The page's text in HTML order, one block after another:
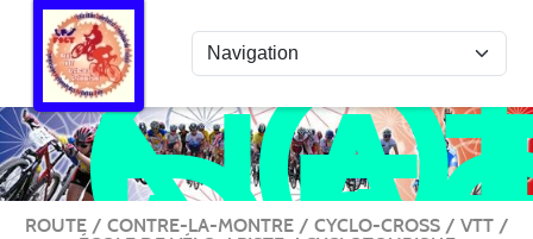
ROUTE / CONTRE-LA-MONTRE / CYCLO-CROSS / VTT /
Panneau de gestion des cookies